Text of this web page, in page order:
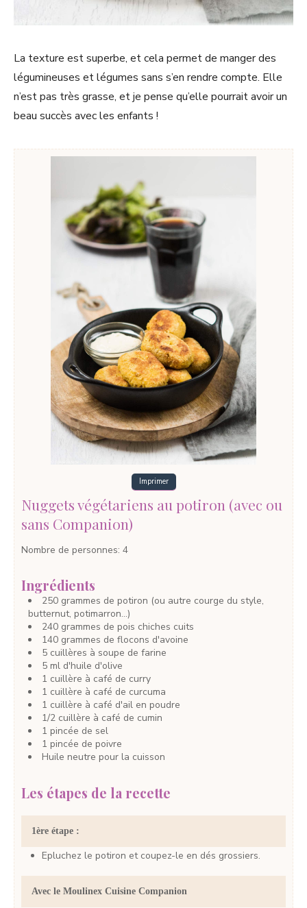
La texture est superbe, et cela permet de manger des
légumineuses et légumes sans s’en rendre compte. Elle
n’est pas très grasse, et je pense qu’elle pourrait avoir un
beau succès avec les enfants !
Imprimer
Nuggets végétariens au potiron (avec ou
sans Companion)
Nombre de personnes: 4
Ingrédients
250 grammes de potiron (ou autre courge du style,
butternut, potimarron…)
240 grammes de pois chiches cuits
140 grammes de flocons d'avoine
5 cuillères à soupe de farine
5 ml d'huile d'olive
1 cuillère à café de curry
1 cuillère à café de curcuma
1 cuillère à café d'ail en poudre
1/2 cuillère à café de cumin
1 pincée de sel
1 pincée de poivre
Huile neutre pour la cuisson
Les étapes de la recette
1ère étape :
Epluchez le potiron et coupez-le en dés grossiers.
Avec le Moulinex Cuisine Companion